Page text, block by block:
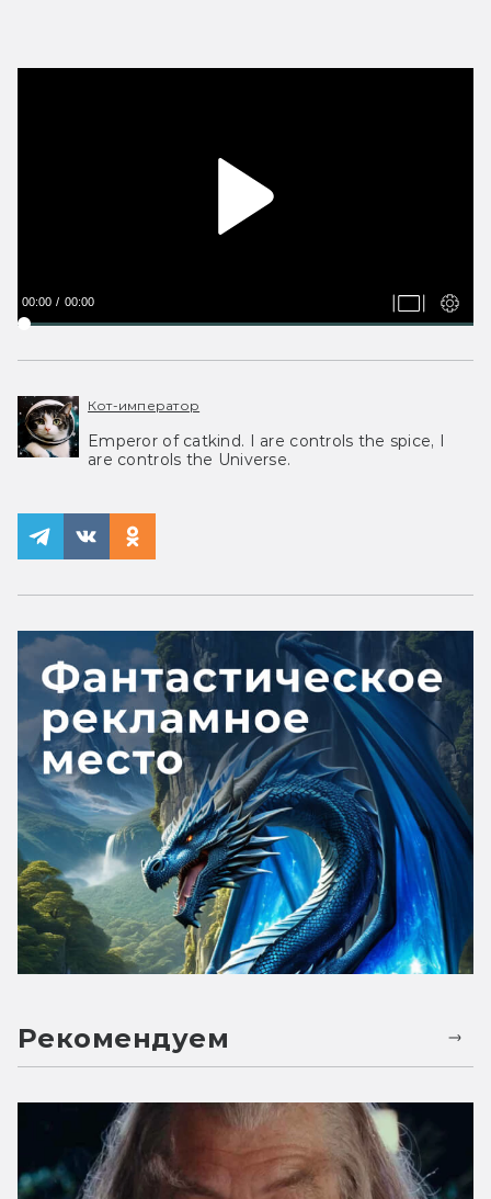
00:00 00:00
Кот-император
Emperor of catkind. I are controls the spice, I
are controls the Universe.
Рекомендуем